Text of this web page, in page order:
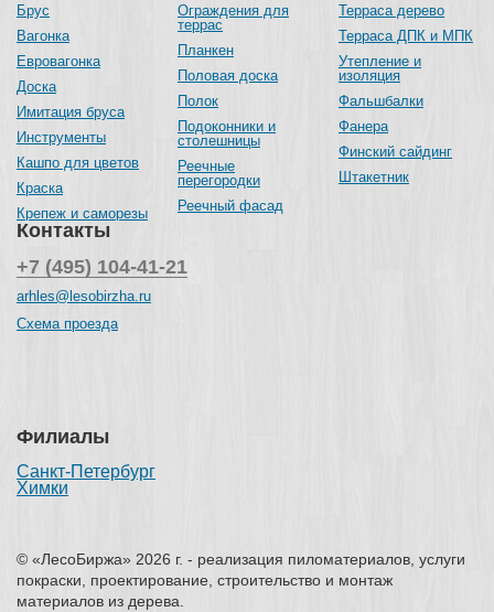
Брус
Вагонка
Евровагонка
Доска
Имитация бруса
Инструменты
Кашпо для цветов
Краска
Крепеж и саморезы
Ограждения для
террас
Планкен
Половая доска
Полок
Подоконники и
столешницы
Реечные
перегородки
Реечный фасад
Терраса дерево
Терраса ДПК и МПК
Утепление и
изоляция
Фальшбалки
Фанера
Финский сайдинг
Штакетник
Контакты
+7 (495) 104-41-21
arhles@lesobirzha.ru
Схема проезда
Филиалы
Санкт-Петербург
Химки
© «ЛесоБиржа» 2026 г. - реализация пиломатериалов, услуги
покраски, проектирование, строительство и монтаж
материалов из дерева.